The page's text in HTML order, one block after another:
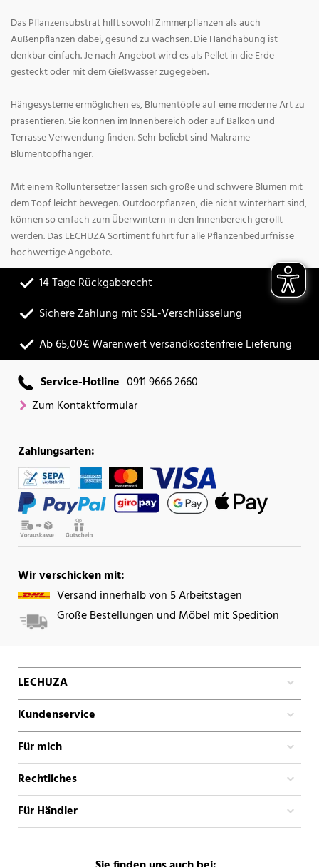
Das Pflanzensubstrat hilft sowohl Zimmerpflanzen als auch
Außenpflanzen dabei, gesund zu wachsen. Die Handhabung ist
denkbar einfach. Je nach Angebot wird es als Pellet in die Erde
gesteckt oder mit dem Gießwasser zugegeben.
Hängesysteme ermöglichen es, Blumentöpfe auf eine moderne Art zu
präsentieren. Sie können im Innenbereich oder auf Balkon und
Terrasse Verwendung finden. Sehr beliebt sind Makrame-
Blumentopfhänger.
Mit einem Rolluntersetzer lassen sich große und schwere Blumen mit
dem Topf leicht bewegen. Outdoorpflanzen, die nicht winterhart sind,
können so einfach zum Überwintern in den Innenbereich gerollt
werden. Das LECHUZA Sortiment führt für alle Pflanzenbedürfnisse
hochwertige Angebote.
14 Tage Rückgaberecht
Sichere Zahlung mit SSL-Verschlüsselung
Ab 65,00€ Warenwert versandkostenfreie Lieferung
Service-Hotline 0911 9666 2660
Zum Kontaktformular
Zahlungsarten:
Wir verschicken mit:
Versand innerhalb von 5 Arbeitstagen
Große Bestellungen und Möbel mit Spedition
LECHUZA
Kundenservice
Für mich
Rechtliches
Für Händler